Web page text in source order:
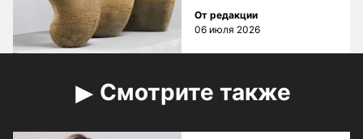
От редакции
06 июля 2026
Смотрите также